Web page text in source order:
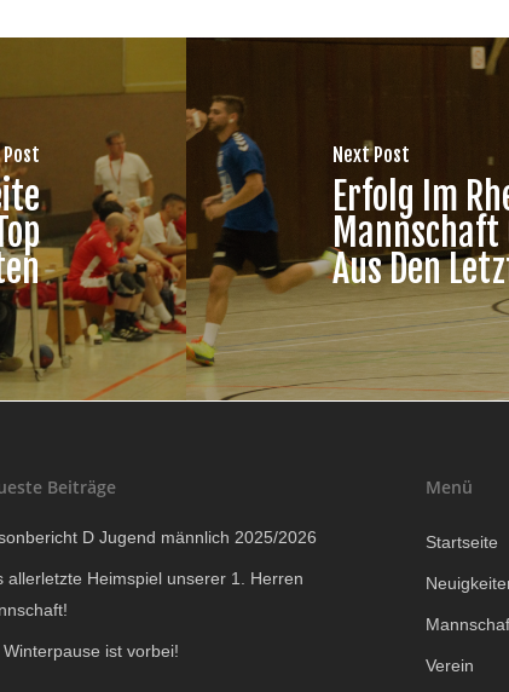
Next Post
Erfolg Im
Mannschaft
Aus Den
Beiträge
D Jugend männlich 2025/2026
allerletzte Heimspiel unserer 1. Herren
Winterpause ist vorbei!
Menü
Startseite
Verein